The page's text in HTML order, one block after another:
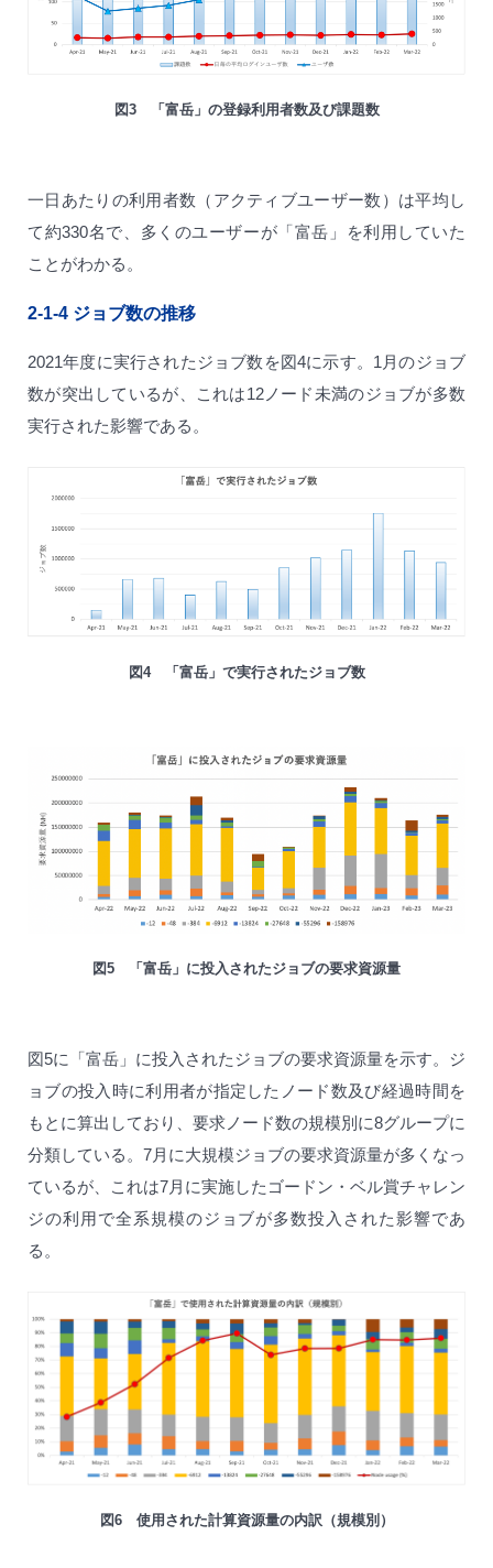
図3 「富岳」の登録利用者数及び課題数
一日あたりの利用者数（アクティブユーザー数）は平均し
て約330名で、多くのユーザーが「富岳」を利用していた
ことがわかる。
2-1-4 ジョブ数の推移
2021年度に実行されたジョブ数を図4に示す。1月のジョブ
数が突出しているが、これは12ノード未満のジョブが多数
実行された影響である。
図4 「富岳」で実行されたジョブ数
図5 「富岳」に投入されたジョブの要求資源量
図5に「富岳」に投入されたジョブの要求資源量を示す。ジ
ョブの投入時に利用者が指定したノード数及び経過時間を
もとに算出しており、要求ノード数の規模別に8グループに
分類している。7月に大規模ジョブの要求資源量が多くなっ
ているが、これは7月に実施したゴードン・ベル賞チャレン
ジの利用で全系規模のジョブが多数投入された影響であ
る。
図6 使用された計算資源量の内訳（規模別）